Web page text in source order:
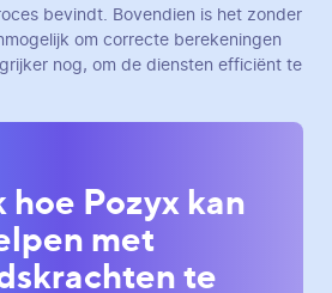
bevindt. Bovendien is het zonder
om correcte berekeningen
nog, om de diensten efficiënt te
Pozyx kan
met
te